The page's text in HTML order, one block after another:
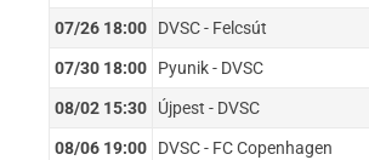
07/26 18:00 DVSC - Felcsút
07/30 18:00 Pyunik - DVSC
08/02 15:30 Újpest - DVSC
08/06 19:00 DVSC - FC Copenhagen